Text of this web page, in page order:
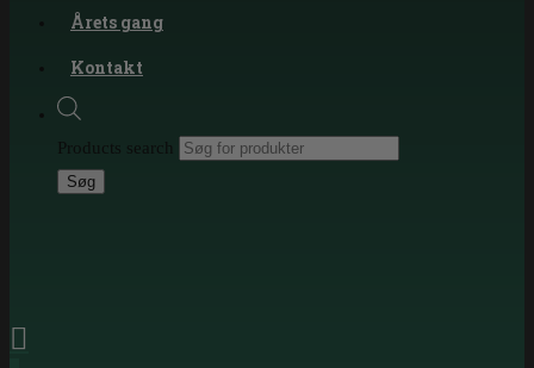
Årets gang
Kontakt
Products search
Søg